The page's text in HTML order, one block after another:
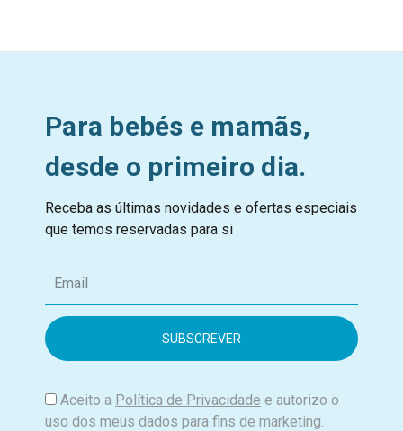
Para bebés e mamãs,
desde o primeiro dia.
Receba as últimas novidades e ofertas especiais
que temos reservadas para si
m
i
Aceito a Política de Privacidade e autorizo o
uso dos meus dados para fins de marketing.